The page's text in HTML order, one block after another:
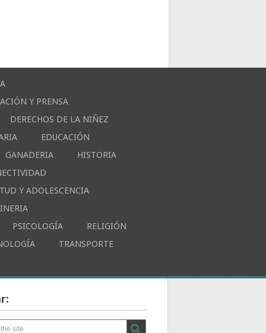
Y PRENSA
DERECHOS DE LA NIÑEZ
EDUCACIÓN
GANADERIA
HISTORIA
Y ADOLESCENCIA
PSICOLOGÍA
RELIGIÓN
TRANSPORTE